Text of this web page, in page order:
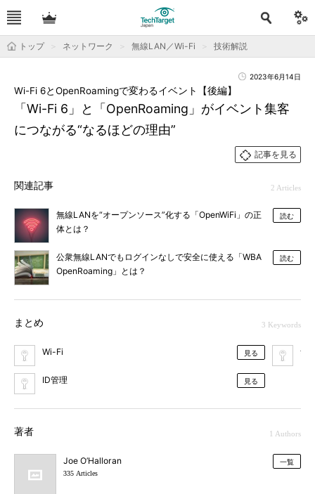
トップ ネットワーク 無線LAN／Wi-Fi 技術解説
2023年6月14日
「Wi-Fi 6」と「OpenRoaming」がイベント集客
につながる“なるほどの理由”
Wi-Fi 6とOpenRoamingで変わるイベント【後編】
記事を見る
関連記事 2 Articles
無線LANを“オープンソース”化する「OpenWiFi」の正
体とは？
読む
公衆無線LANでもログインなしで安全に使える「WBA
OpenRoaming」とは？
読む
まとめ 3 Keywords
Wi-Fi 見る
ID管理 見る
無
著者 1 Authors
Joe O’Halloran
335 Articles
一覧